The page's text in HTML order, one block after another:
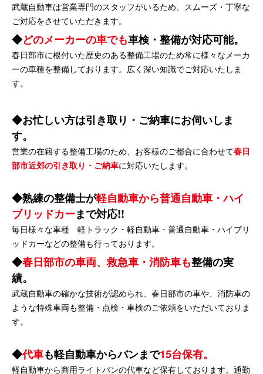
武蔵自動車は営業専門のスタッフがいるため、スムーズ・丁寧な
ご対応をさせていただきます。
どのメーカーの車でも車検・整備が対応可能。
春日部市に根付いた歴史のある整備工場のため常に様々なメーカ
ーの車種を整備しております。広く深い知識でご対応いたしま
す。
お忙しい方は引き取り・ご納車にお伺いしま
す。
営業の在籍する整備工場のため、お客様のご都合に合わせて春日
部市近郊の引き取り・ご納車に対応いたします。
熟練の整備士が軽自動車から普通自動車・ハイ
ブリッドカーまで対応!!
毎日様々な車種 軽トラック・軽自動車・普通自動車・ハイブリ
ッドカーなどの整備も行っております。
春日部市の車両、救急車・消防車も整備の実
績。
武蔵自動車の確かな技術が認められ、春日部市の車や、消防車の
ような特殊車両も整備・点検・車検のご依頼をいただいておりま
す。
代車も軽自動車からバンまで15台保有。
軽自動車から商用ライトバンの代車など保有しております。通勤